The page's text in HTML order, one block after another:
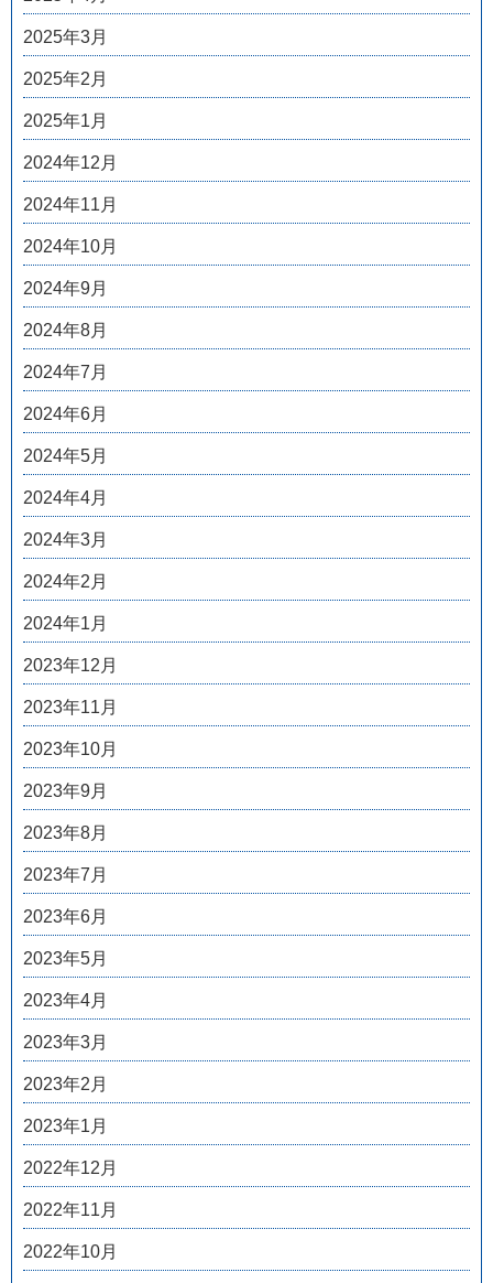
2025年3月
2025年2月
2025年1月
2024年12月
2024年11月
2024年10月
2024年9月
2024年8月
2024年7月
2024年6月
2024年5月
2024年4月
2024年3月
2024年2月
2024年1月
2023年12月
2023年11月
2023年10月
2023年9月
2023年8月
2023年7月
2023年6月
2023年5月
2023年4月
2023年3月
2023年2月
2023年1月
2022年12月
2022年11月
2022年10月